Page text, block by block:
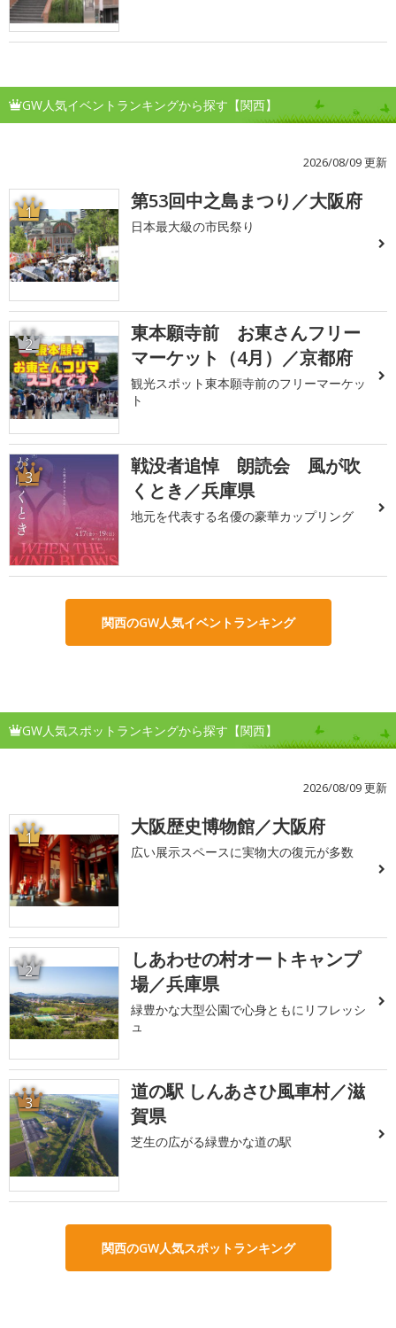
GW人気イベントランキングから探す【関西】
2026/08/09 更新
1 第53回中之島まつり／大阪府
日本最大級の市民祭り
2
東本願寺前 お東さんフリー
マーケット（4月）／京都府
観光スポット東本願寺前のフリーマーケッ
ト
3
戦没者追悼 朗読会 風が吹
くとき／兵庫県
地元を代表する名優の豪華カップリング
関西のGW人気イベントランキング
GW人気スポットランキングから探す【関西】
2026/08/09 更新
1 大阪歴史博物館／大阪府
広い展示スペースに実物大の復元が多数
2
しあわせの村オートキャンプ
場／兵庫県
緑豊かな大型公園で心身ともにリフレッシ
ュ
3
道の駅 しんあさひ風車村／滋
賀県
芝生の広がる緑豊かな道の駅
関西のGW人気スポットランキング